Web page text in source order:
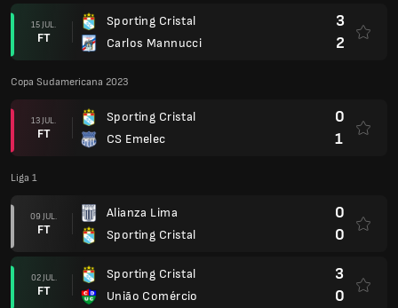
15 JUL.
FT
Sporting Cristal
Carlos Mannucci
3
2
Copa Sudamericana 2023
13 JUL.
FT
Sporting Cristal
CS Emelec
0
1
Liga 1
09 JUL.
FT
Alianza Lima
Sporting Cristal
0
0
02 JUL.
FT
Sporting Cristal
União Comércio
3
0